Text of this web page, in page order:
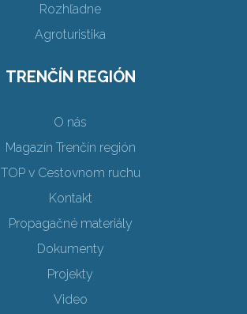
Rozhľadne
Agroturistika
TRENČÍN REGIÓN
O nás
Magazín Trenčín región
TOP v Cestovnom ruchu
Kontakt
Propagačné materiály
Dokumenty
Projekty
Video